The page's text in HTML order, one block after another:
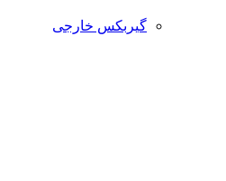
گیربکس خارجی